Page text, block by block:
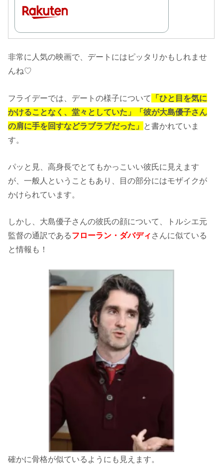
非常に人気の映画で、デートにはピッタリかもしれませ
んね♡
フライデーでは、デートの様子について
「ひと目を気に
かけることなく、堂々としていた」「彼が大島優子さん
の肩に手を回すなどラブラブだった」
と書かれていま
す。
パッと見、高身長でとてもかっこいい彼氏に見えます
が、一般人ということもあり、目の部分にはモザイクが
かけられています。
しかし、大島優子さんの彼氏の顔について、トルシエ元
監督の通訳であるフローラン・ダバディ さんに似ている
と情報も！
確かに骨格が似ているようにも見えます。